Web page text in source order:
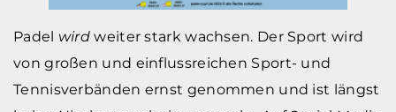
Padel wird weiter stark wachsen. Der Sport wird
von großen und einflussreichen Sport- und
Tennisverbänden ernst genommen und ist längst